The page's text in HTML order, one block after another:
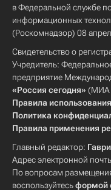
в Федеральной службе
информационных
(Роскомнадзор) 08
Свидетельство о
Учредитель:
предприятие
«Россия сегодня» (МИА
Правила
Политика
Правила применения
Главный редактор:
Адрес электронной
По вопросам
воспользуйтесьформой